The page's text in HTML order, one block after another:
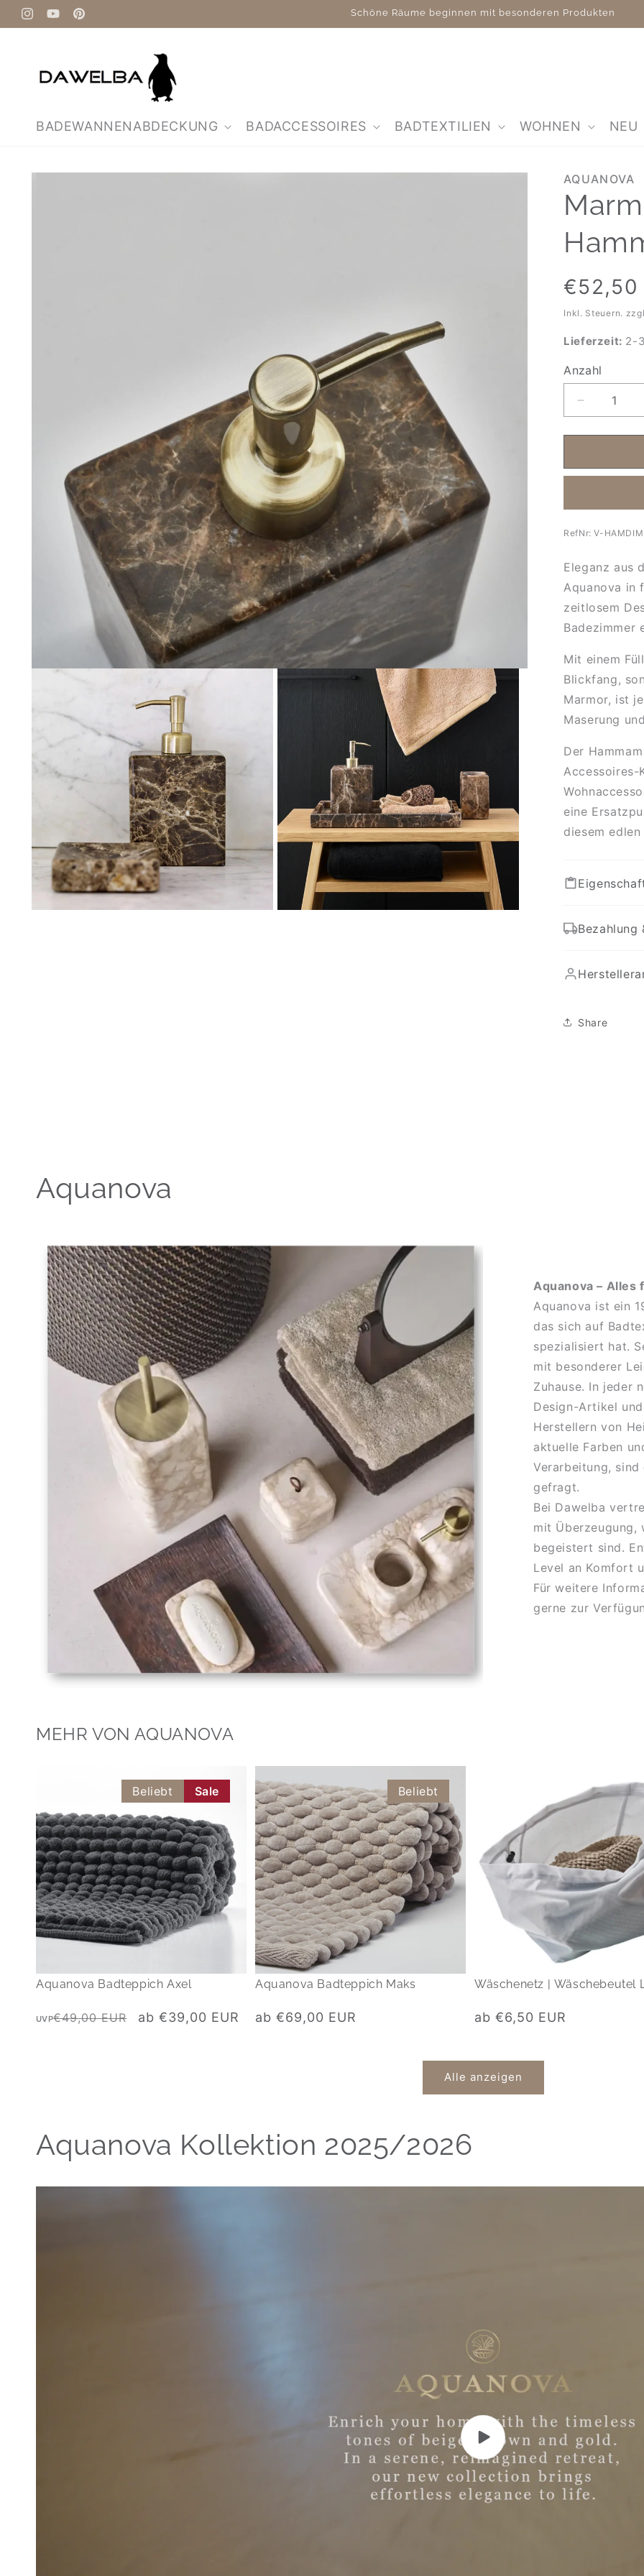
zum
Inhalt
InstagramYouTubePinterest
Schöne Räume beginnen mit besonderen Produkten
BADEWANNENABDECKUNG BADACCESSOIRES BADTEXTILIEN WOHNEN NEU
AQUANOVA
Normaler
€52,50
Inkl. Steuern.
Lieferzeit: 2-
Anzahl
Anzahl
Verringere
die
Menge
Marmor
flach-
braun
RefNr:V-
Eleganz aus
Aquanova in
zeitlosem
Badezimmer
Mit einem
Blickfang,
Marmor, ist
Maserung
Der
Accessoires-
eine
diesem
Bezahlung
Share
Aquanova
Aquanova – Alles
Aquanova ist ein
das sich auf
spezialisiert hat.
mit besonderer
Zuhause. In jeder
Design-Artikel
Herstellern von
aktuelle Farben
Verarbeitung,
gefragt.
Bei Dawelba
mit Überzeugung,
begeistert sind.
Level an Komfort
Für weitere
gerne zur
MEHR VON AQUANOVA
Aquanova Badteppich Axel
Normaler
UVP€49,00 EUR Verkaufspreis
ab €39,00 EUR
Beliebt Sale
Aquanova Badteppich Maks
Normaler
ab €69,00 EUR
Beliebt
Wäschenetz | Wäschebeutel
Normaler
ab €6,50 EUR
Alle anzeigen
Aquanova Kollektion 2025/2026